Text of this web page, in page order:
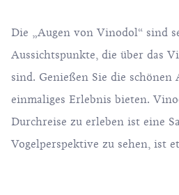
Die „Augen von Vinodol“ sind
Aussichtspunkte, die über das
sind. Genießen Sie die schönen
einmaliges Erlebnis bieten.
Durchreise zu erleben ist eine
Vogelperspektive zu sehen, ist